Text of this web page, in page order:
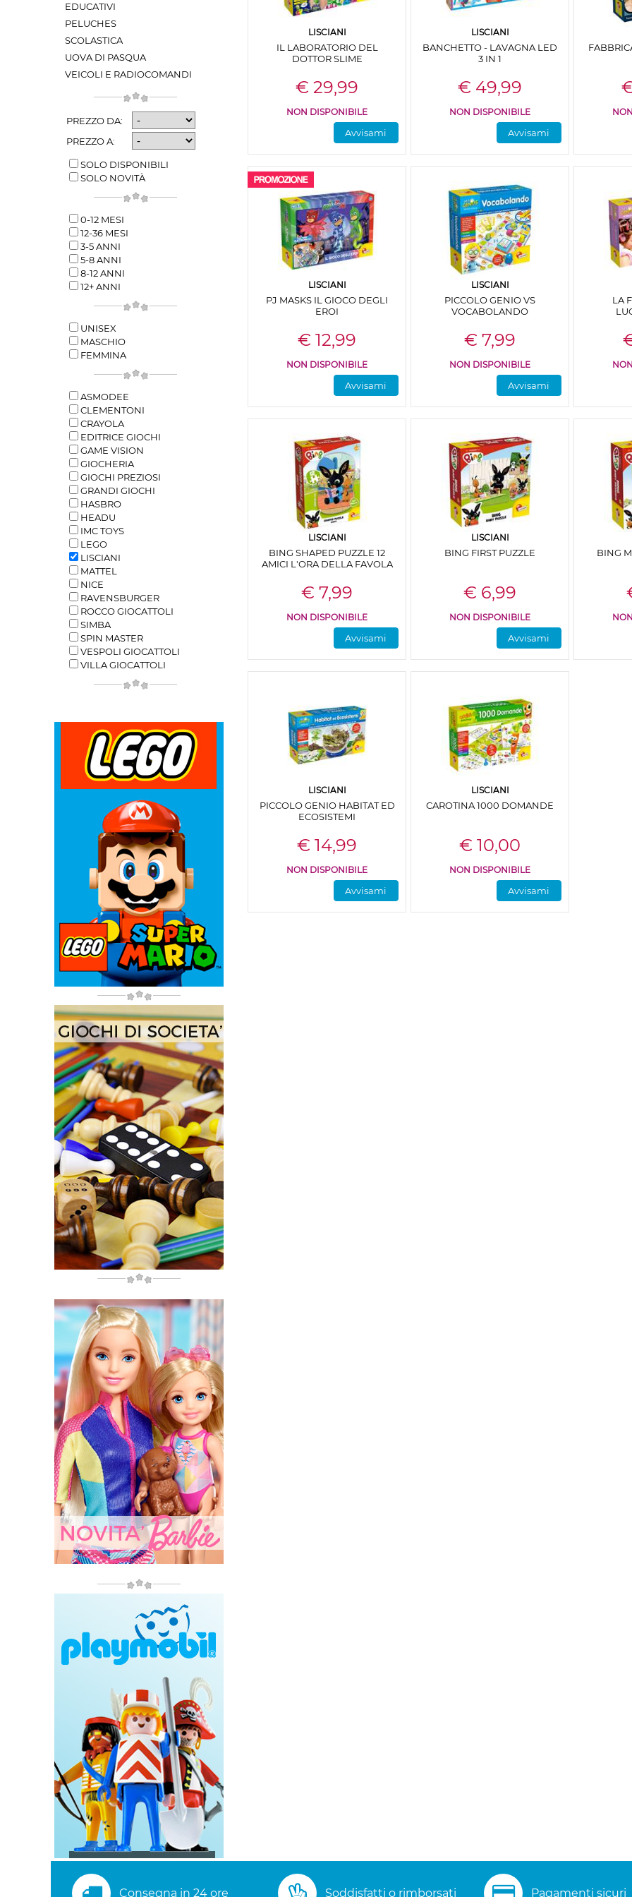
EDUCATIVI
PELUCHES
SCOLASTICA
UOVA DI PASQUA
VEICOLI E RADIOCOMANDI
PREZZO DA:
PREZZO A:
SOLO DISPONIBILI
SOLO NOVITÀ
0-12 MESI
12-36 MESI
3-5 ANNI
5-8 ANNI
8-12 ANNI
12+ ANNI
UNISEX
MASCHIO
FEMMINA
ASMODEE
CLEMENTONI
CRAYOLA
EDITRICE GIOCHI
GAME VISION
GIOCHERIA
GIOCHI PREZIOSI
GRANDI GIOCHI
HASBRO
HEADU
IMC TOYS
LEGO
LISCIANI
MATTEL
NICE
RAVENSBURGER
ROCCO GIOCATTOLI
SIMBA
SPIN MASTER
VESPOLI GIOCATTOLI
VILLA GIOCATTOLI
LISCIANI
IL LABORATORIO DEL
DOTTOR SLIME
€ 29,99
NON DISPONIBILE
Avvisami
LISCIANI
BANCHETTO - LAVAGNA LED
3 IN 1
€ 49,99
NON DISPONIBILE
Avvisami
LISCIANI
PJ MASKS IL GIOCO DEGLI
EROI
€ 12,99
NON DISPONIBILE
Avvisami
LISCIANI
PICCOLO GENIO VS
VOCABOLANDO
€ 7,99
NON DISPONIBILE
Avvisami
LA
LISCIANI
BING SHAPED PUZZLE 12
AMICI L'ORA DELLA FAVOLA
€ 7,99
NON DISPONIBILE
Avvisami
LISCIANI
BING FIRST PUZZLE
€ 6,99
NON DISPONIBILE
Avvisami
BING
LISCIANI
PICCOLO GENIO HABITAT ED
ECOSISTEMI
€ 14,99
NON DISPONIBILE
Avvisami
LISCIANI
CAROTINA 1000 DOMANDE
€ 10,00
NON DISPONIBILE
Avvisami
Consegna in 24 ore Soddisfatti o rimborsati Pagamenti sicuri